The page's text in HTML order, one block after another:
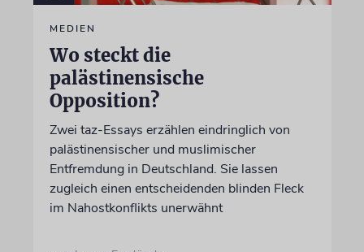
MEDIEN
Wo steckt die
palästinensische
Opposition?
Zwei taz-Essays erzählen eindringlich von
palästinensischer und muslimischer
Entfremdung in Deutschland. Sie lassen
zugleich einen entscheidenden blinden Fleck
im Nahostkonflikts unerwähnt